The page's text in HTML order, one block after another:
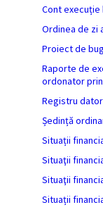
Cont execuție
Ordinea de zi
Proiect de
Raporte de
ordonator
Registru
Ședință
Situații
Situaţii
Situaţii
Situații